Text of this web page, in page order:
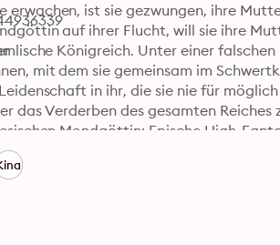
ist sie gezwungen, ihre
auf ihrer Flucht, will sie ihre
Königreich. Unter einer
mit dem sie gemeinsam im
in ihr, die sie nie für
das Verderben des gesamten Reiches
Mondgöttin: Epische High-
Tan